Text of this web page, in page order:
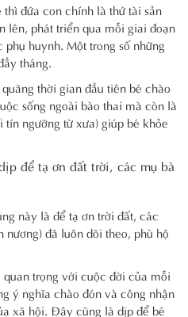
đứa con chính là thứ tài sản
lên, phát triển qua mỗi giai đoạn
huynh. Một trong số những
tháng.
thời gian đầu tiên bé chào
sống ngoài bào thai mà còn là
ngưỡng từ xưa) giúp bé khỏe
để tạ ơn đất trời, các mụ bà
này là để tạ ơn trời đất, các
nương) đã luôn dõi theo, phù hộ
trọng với cuộc đời của mỗi
ý nghĩa chào đón và công nhận
xã hội. Đây cũng là dịp để bé